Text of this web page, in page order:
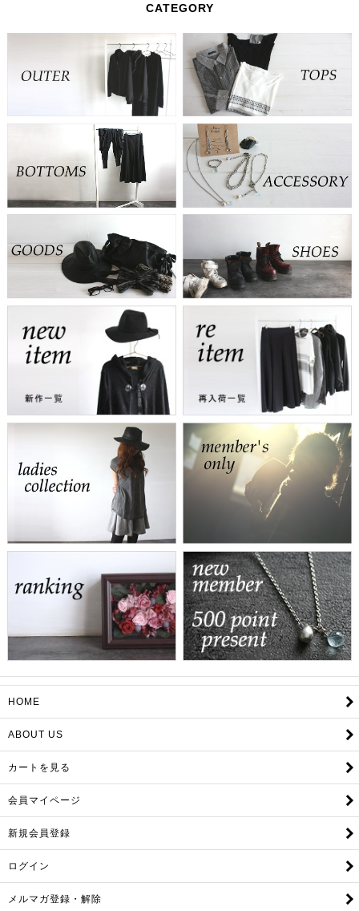
CATEGORY
HOME
ABOUT US
カートを見る
会員マイページ
新規会員登録
ログイン
メルマガ登録・解除